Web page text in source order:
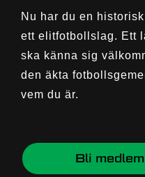
Nu har du en
ett elitfotbollslag. Ett
ska känna sig
den äkta
vem du är.
Bli